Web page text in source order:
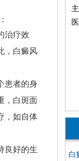
治疗效
，白癜风
患者的身
，白斑面
，如自体
良好的生
白